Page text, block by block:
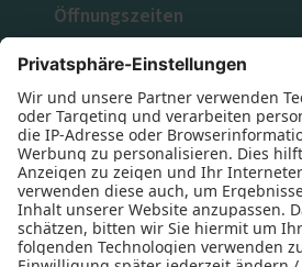
Öffnungszeiten
Montag: 08:00 - 16:30 Uhr
Dienstag: 08:00 - 16:30 Uhr
Mittwoch: 08:00 - 16:30 Uhr
Donnerstag: 08:00 - 16:30 Uhr
Freitag: 08:00 - 13:30 Uhr
Folgen Sie uns